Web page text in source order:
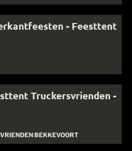
- Feesttent
Truckersvrienden -
BEKKEVOORT